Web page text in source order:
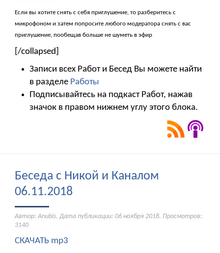
Если вы хотите снять с себя приглушение, то разберитесь с
микрофоном и затем попросите любого модератора снять с вас
приглушение, пообещав больше не шуметь в эфир
[/collapsed]
Записи всех Работ и Бесед Вы можете найти
в разделе Работы
Подписывайтесь на подкаст Работ, нажав
значок в правом нижнем углу этого блока.
Беседа с Никой и Каналом
06.11.2018
Автор: Anubis. Дата публикации: 06 ноября 2018. Просмотров:
3140
СКАЧАТЬ mp3